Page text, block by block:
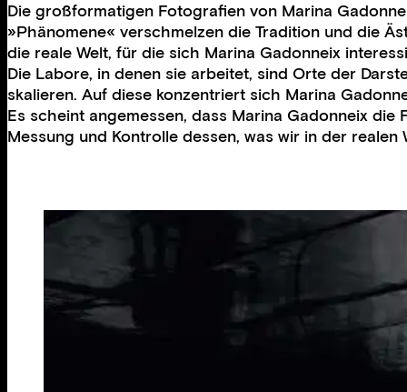
Die großformatigen Fotografien von Marina
»Phänomene« verschmelzen die Tradition und die
die reale Welt, für die sich Marina Gadonneix
Die Labore, in denen sie arbeitet, sind Orte der
skalieren. Auf diese konzentriert sich Marina
Es scheint angemessen, dass Marina Gadonneix
Messung und Kontrolle dessen, was wir in der realen